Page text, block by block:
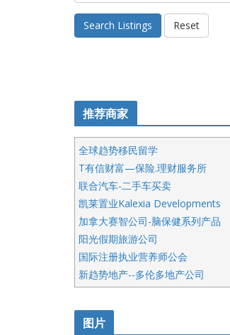
Search Listings Reset
推荐商家
全球趋势移民留学
T有信财富—保险.理财服务所
联合汽车-二手车买卖
凯莱置业Kalexia Developments
加拿大赛智公司-脑保健系列产品
阳光假期旅游公司
国际注册执业营养师公会
新趋势地产--多伦多地产公司
呱呱电器
开明车行KS CAR SALES & SERVICE
健健宝公司
图片